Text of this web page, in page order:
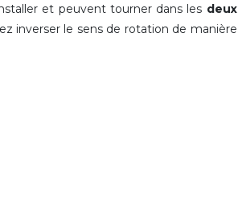
et peuvent tourner dans les deux
inverser le sens de rotation de manière